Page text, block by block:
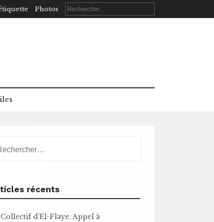
Photos Rechercher :
récents
Collectif d’El-Flaye. Appel à